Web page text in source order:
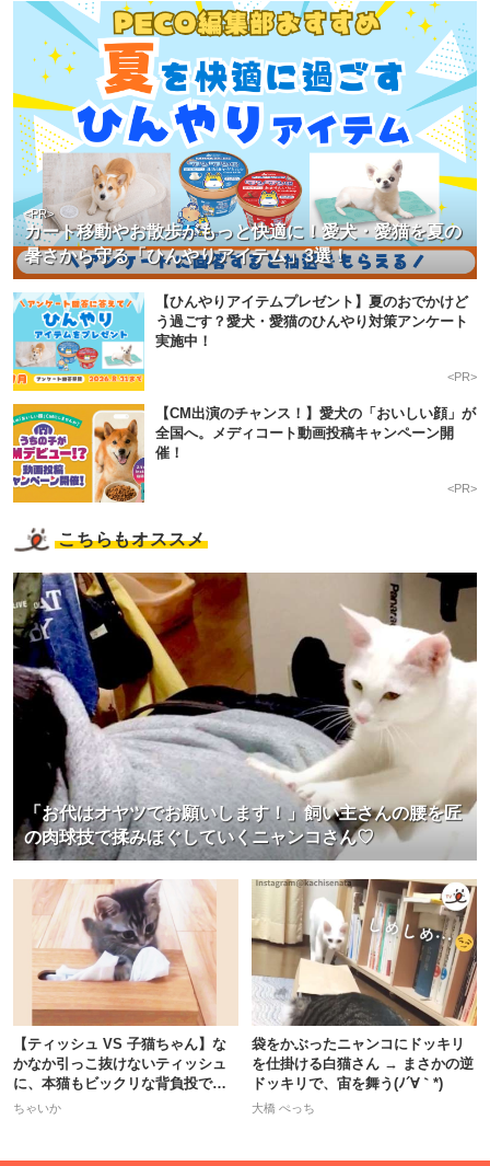
カート移動やお散歩がもっと快適に！愛犬・愛猫を夏の
暑さから守る「ひんやりアイテム」3選！
<PR>
【ひんやりアイテムプレゼント】夏のおでかけど
う過ごす？愛犬・愛猫のひんやり対策アンケート
実施中！
<PR>
【CM出演のチャンス！】愛犬の「おいしい顔」が
全国へ。メディコート動画投稿キャンペーン開
催！
<PR>
こちらもオススメ
「お代はオヤツでお願いします！」飼い主さんの腰を匠
の肉球技で揉みほぐしていくニャンコさん♡
【ティッシュ VS 子猫ちゃん】な
かなか引っこ抜けないティッシュ
に、本猫もビックリな背負投で一
本！
ちゃいか
袋をかぶったニャンコにドッキリ
を仕掛ける白猫さん → まさかの逆
ドッキリで、宙を舞う(ﾉ´∀｀*)
大橋 ぺっち